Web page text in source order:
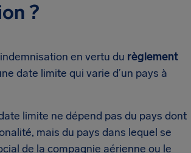
?
en vertu du règlement
date limite qui varie d’un pays à
limite ne dépend pas du pays dont
mais du pays dans lequel se
de la compagnie aérienne ou le